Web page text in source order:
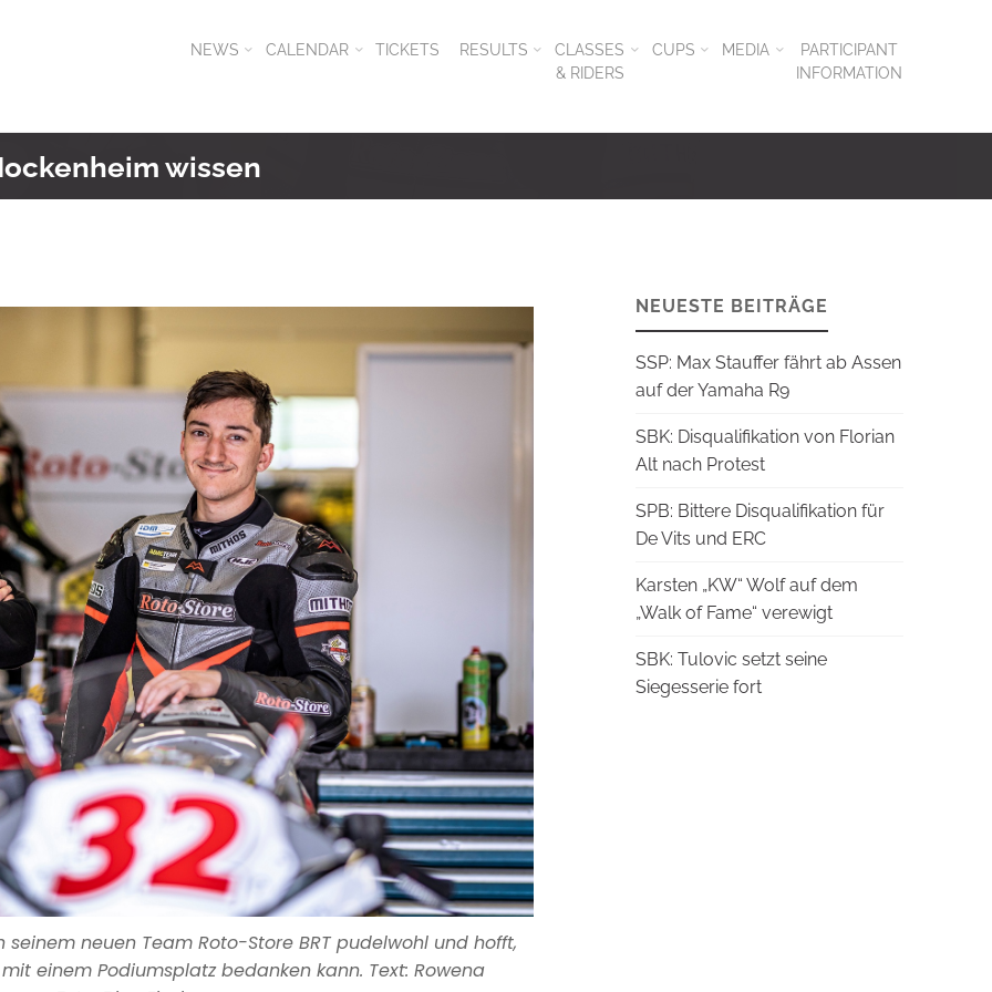
NEWS CALENDAR TICKETS RESULTS
CLASSES
& RIDERS
CUPS MEDIA
PARTICIPANT
INFORMATION
wissen
neuen Team Roto-Store BRT pudelwohl und hofft,
einem Podiumsplatz bedanken kann. Text: Rowena
NEUESTE BEITRÄGE
SSP: Max Stauffer fährt ab Assen
auf der Yamaha R9
SBK: Disqualifikation von Florian
Alt nach Protest
SPB: Bittere Disqualifikation für
De Vits und ERC
Karsten „KW“ Wolf auf dem
„Walk of Fame“ verewigt
SBK: Tulovic setzt seine
Siegesserie fort